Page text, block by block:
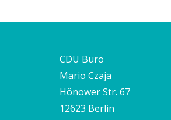
CDU Büro
Mario Czaja
Hönower Str. 67
12623 Berlin